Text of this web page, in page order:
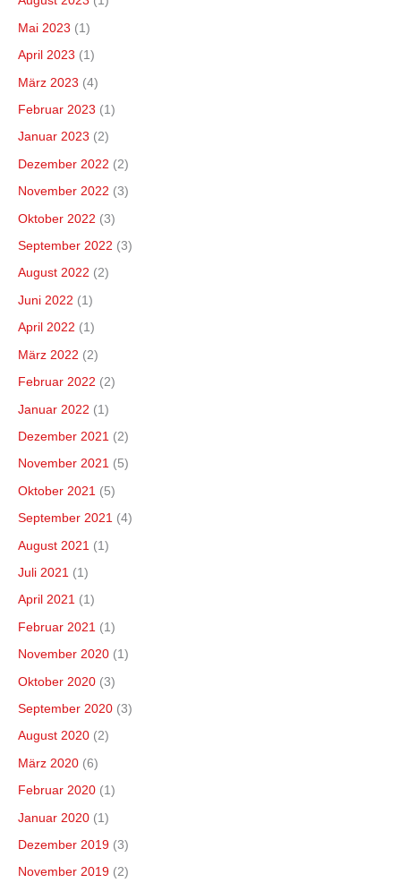
Mai 2023 (1)
April 2023 (1)
März 2023 (4)
Februar 2023 (1)
Januar 2023 (2)
Dezember 2022 (2)
November 2022 (3)
Oktober 2022 (3)
September 2022 (3)
August 2022 (2)
Juni 2022 (1)
April 2022 (1)
März 2022 (2)
Februar 2022 (2)
Januar 2022 (1)
Dezember 2021 (2)
November 2021 (5)
Oktober 2021 (5)
September 2021 (4)
August 2021 (1)
Juli 2021 (1)
April 2021 (1)
Februar 2021 (1)
November 2020 (1)
Oktober 2020 (3)
September 2020 (3)
August 2020 (2)
März 2020 (6)
Februar 2020 (1)
Januar 2020 (1)
Dezember 2019 (3)
November 2019 (2)